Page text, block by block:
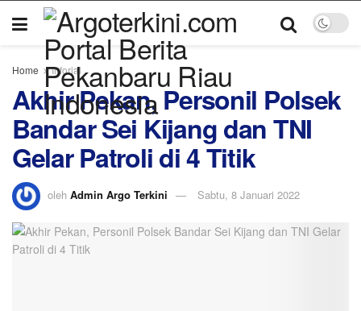
Home Inforial
Akhir Pekan, Personil Polsek
Bandar Sei Kijang dan TNI
Gelar Patroli di 4 Titik
oleh Admin Argo Terkini Sabtu, 8 Januari 2022